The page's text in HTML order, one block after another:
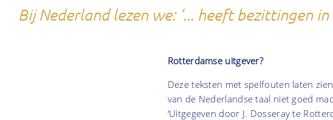
Bij Nederland lezen we: ‘... heeft bezittingen
Rotterdamse uitgever?
Deze teksten met spelfouten laten
van de Nederlandse taal niet goed
‘Uitgegeven door J. Dosseray te